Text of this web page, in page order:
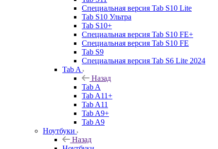
Специальная версия Tab S10 Lite
Tab S10 Ультра
Tab S10+
Специальная версия Tab S10 FE+
Специальная версия Tab S10 FE
Tab S9
Специальная версия Tab S6 Lite 2024
Tab A
Назад
Tab A
Tab A11+
Tab A11
Tab A9+
Tab A9
Ноутбуки
Назад